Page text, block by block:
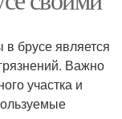
брусе является
Важно
участка и